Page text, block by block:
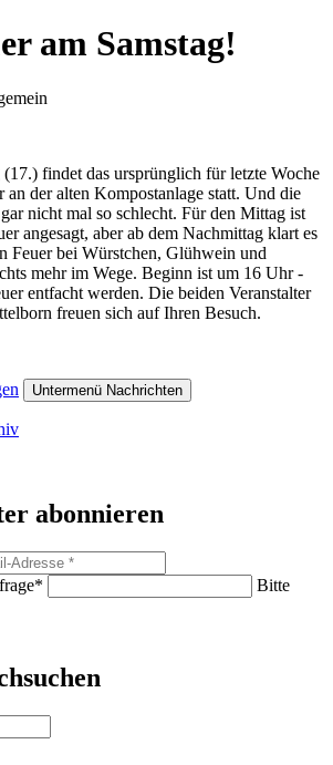
am Samstag!
findet das ursprünglich für letzte Woche
an der alten Kompostanlage statt. Und die
nicht mal so schlecht. Für den Mittag ist
angesagt, aber ab dem Nachmittag klart es
Feuer bei Würstchen, Glühwein und
mehr im Wege. Beginn ist um 16 Uhr -
entfacht werden. Die beiden Veranstalter
freuen sich auf Ihren Besuch.
Untermenü Nachrichten
abonnieren
*
Bitte